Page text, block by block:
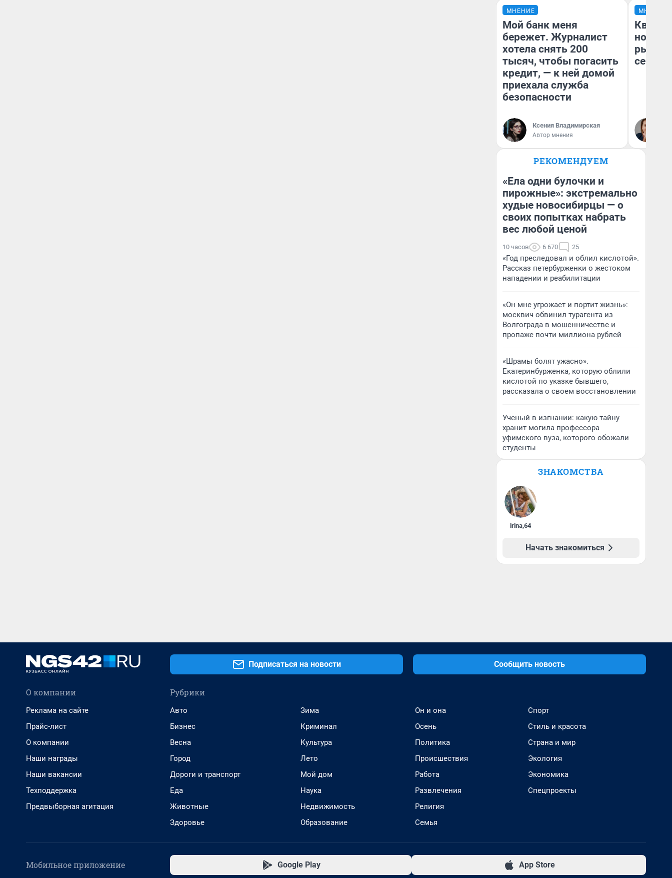
МНЕНИЕ
Мой банк меня
бережет. Журналист
хотела снять 200
тысяч, чтобы погасить
кредит, — к ней домой
приехала служба
безопасности
Ксения Владимирская
Автор мнения
МНЕНИЕ
но
рынок
РЕКОМЕНДУЕМ
«Ела одни булочки и
пирожные»: экстремально
худые новосибирцы — о
своих попытках набрать
вес любой ценой
10 часов 6 670 25
«Год преследовал и облил кислотой».
Рассказ петербурженки о жестоком
нападении и реабилитации
«Он мне угрожает и портит жизнь»:
москвич обвинил турагента из
Волгограда в мошенничестве и
пропаже почти миллиона рублей
«Шрамы болят ужасно».
Екатеринбурженка, которую облили
кислотой по указке бывшего,
рассказала о своем восстановлении
Ученый в изгнании: какую тайну
хранит могила профессора
уфимского вуза, которого обожали
студенты
ЗНАКОМСТВА
irina,64
Начать знакомиться
Подписаться на новости Сообщить новость
О компании
Реклама на сайте
Прайс-лист
О компании
Наши награды
Наши вакансии
Техподдержка
Предвыборная агитация
Рубрики
Авто
Бизнес
Весна
Город
Дороги и транспорт
Еда
Животные
Здоровье
Зима
Криминал
Культура
Лето
Мой дом
Наука
Недвижимость
Образование
Он и она
Осень
Политика
Происшествия
Работа
Развлечения
Религия
Семья
Спорт
Стиль и красота
Страна и мир
Экология
Экономика
Спецпроекты
Мобильное приложение Google Play App Store